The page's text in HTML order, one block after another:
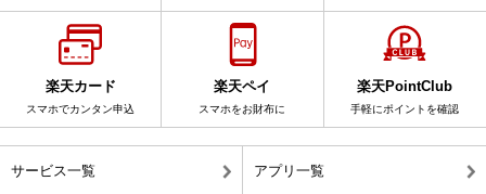
楽天カード
スマホでカンタン申込
楽天ペイ
スマホをお財布に
楽天PointClub
手軽にポイントを確認
サービス一覧 アプリ一覧